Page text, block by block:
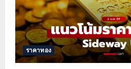
ค่า
จับตา
เจรจา
สันติภาพ
สหรัฐฯ-
อิหร่าน
ราคาทอง